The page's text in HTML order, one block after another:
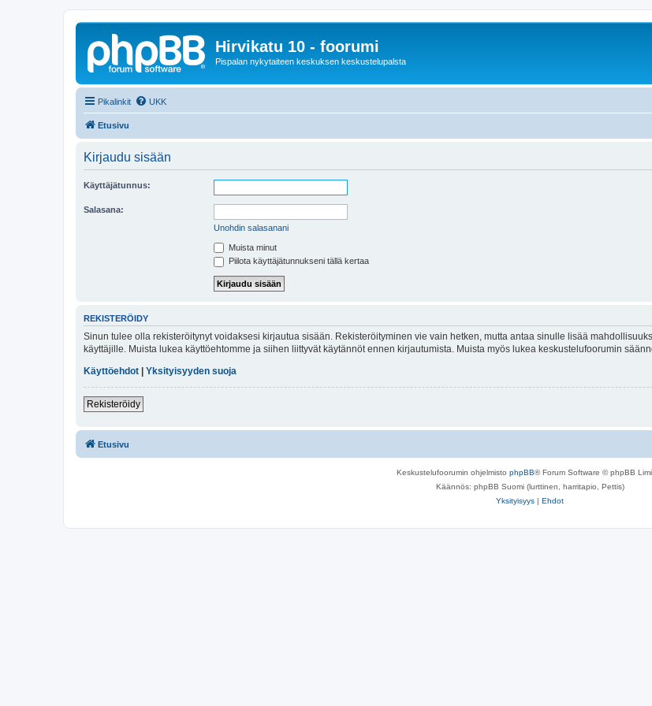
Hirvikatu 10 - foorumi
Pispalan nykytaiteen keskuksen keskustelupalsta
Pikalinkit UKK
Etusivu
Kirjaudu sisään
Käyttäjätunnus:
Salasana:
Unohdin salasanani
Muista minut
Piilota käyttäjätunnukseni tällä kertaa
REKISTERÖIDY
Sinun tulee olla rekisteröitynyt voidaksesi kirjautua sisään. Rekisteröityminen vie vain hetken, mutta antaa sinulle lisää
käyttäjille. Muista lukea käyttöehtomme ja siihen liittyvät käytännöt ennen kirjautumista. Muista myös lukea keskustelufoorumin
Käyttöehdot
Yksityisyyden suoja
Rekisteröidy
Etusivu
Keskustelufoorumin ohjelmisto phpBB® Forum Software © phpBB
Käännös: phpBB Suomi (lurttinen, harritapio, Pettis)
Yksityisyys | Ehdot